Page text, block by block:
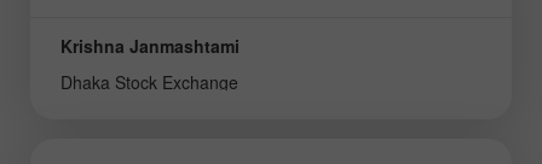
Krishna Janmashtami
Dhaka Stock Exchange